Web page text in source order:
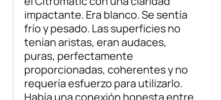
impactante. Era blanco. Se sentía
frío y pesado. Las superficies no
tenían aristas, eran audaces,
puras, perfectamente
proporcionadas, coherentes y no
requería esfuerzo para utilizarlo.
Había una conexión honesta entre